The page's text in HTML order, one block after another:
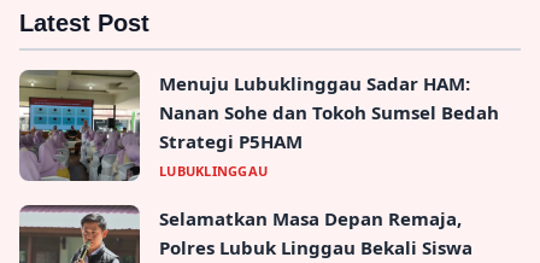
Latest Post
Menuju Lubuklinggau Sadar HAM:
Nanan Sohe dan Tokoh Sumsel Bedah
Strategi P5HAM
LUBUKLINGGAU
Selamatkan Masa Depan Remaja,
Polres Lubuk Linggau Bekali Siswa